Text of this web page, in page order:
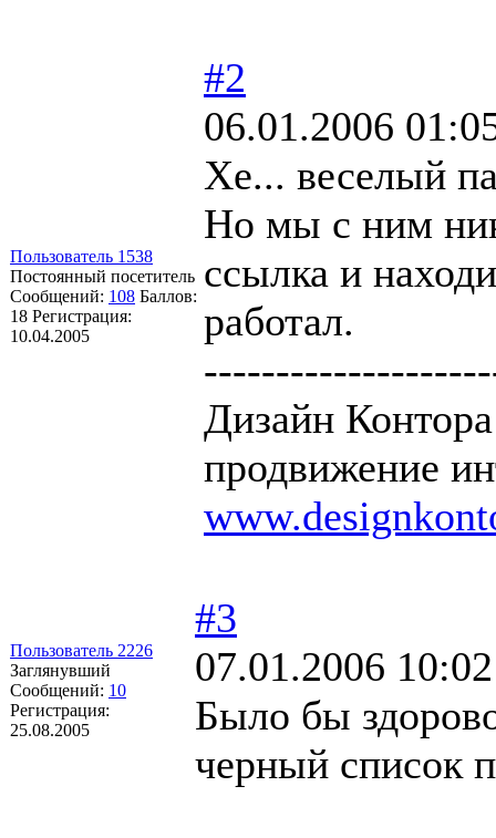
Пользователь 1538
Постоянный посетитель
Сообщений: 108 Баллов:
18 Регистрация:
10.04.2005
#2
06.01.2006
Хе... веселый
Но мы с ним
ссылка и
работал.
Дизайн
продвижение
Пользователь 2226
Заглянувший
Сообщений: 10
Регистрация:
25.08.2005
#3
07.01.2006
Было бы
черный список